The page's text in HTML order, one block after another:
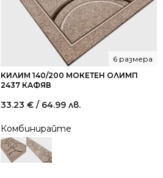
КИЛИМ 140/200 МОКЕТЕН ОЛИМП
2437 КАФЯВ
6 размера
33.23 € / 64.99 лв.
Комбинирайте